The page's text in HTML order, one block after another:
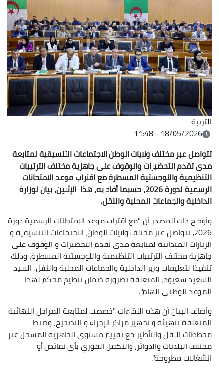
التربية
18/05/2026 - 11:48
تتواصل عبر مختلف ولايات الوطن الاجتماعات التنسيقية لمتابعة
مدى تقدم التحضيرات والوقوف على جاهزية مختلف الترتيبات
التنظيمية واللوجستية المسطرة مع اقتراب موعد الامتحانات
الرسمية لدورة 2026، حسبما أفاد به، هذا الإثنين، بيان لوزارة
الداخلية والجماعات المحلية والنقل.
وأوضح ذات المصدر أن "مع اقتراب موعد الامتحانات الرسمية دورة
2026، تتواصل عبر مختلف ولايات الوطن، الاجتماعات التنسيقية و
الزيارات الميدانية لمتابعة مدى تقدم التحضيرات و الوقوف على
جاهزية مختلف الترتيبات التنظيمية واللوجستية المسطرة، وذلك
تنفيذا لتعليمات وزير الداخلية والجماعات المحلية والنقل، السيد
السعيد سعيود، المتعلقة بضرورة ضمان تنظيم محكم لهذا
الموعد الوطني الهام".
وأضاف البيان أن هذه اللقاءات "خصصت لمتابعة المراحل النهائية
المتعلقة بتهيئة و تجهيز مراكز الإجراء و التصحيح، وضبط
مخططات النقل والتأطير مع تقييم مستوى الجاهزية المسجل عبر
مختلف البلديات والدوائر، والتكفل الفوري بأي نقائص أو
انشغالات مطروحة".